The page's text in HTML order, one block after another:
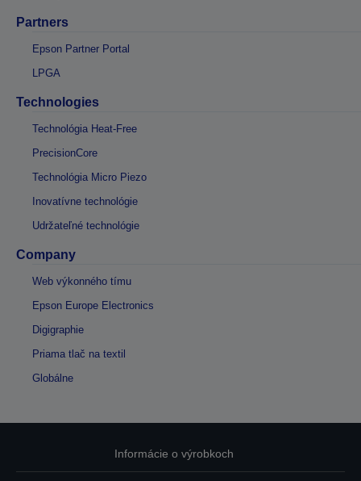
Partners
Epson Partner Portal
LPGA
Technologies
Technológia Heat-Free
PrecisionCore
Technológia Micro Piezo
Inovatívne technológie
Udržateľné technológie
Company
Web výkonného tímu
Epson Europe Electronics
Digigraphie
Priama tlač na textil
Globálne
Informácie o výrobkoch